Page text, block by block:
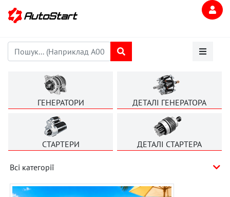
ГЕНЕРАТОРИ ДЕТАЛІ ГЕНЕРАТОРА
СТАРТЕРИ ДЕТАЛІ СТАРТЕРА
Всі категорії